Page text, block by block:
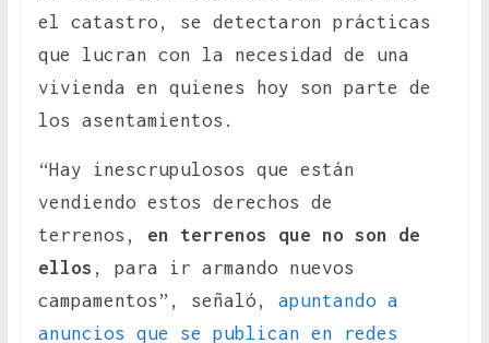
el catastro, se detectaron prácticas
que lucran con la necesidad de una
vivienda en quienes hoy son parte de
los asentamientos.
“Hay inescrupulosos que están
vendiendo estos derechos de
terrenos, en terrenos que no son de
ellos , para ir armando nuevos
campamentos”, señaló, apuntando a
anuncios que se publican en redes